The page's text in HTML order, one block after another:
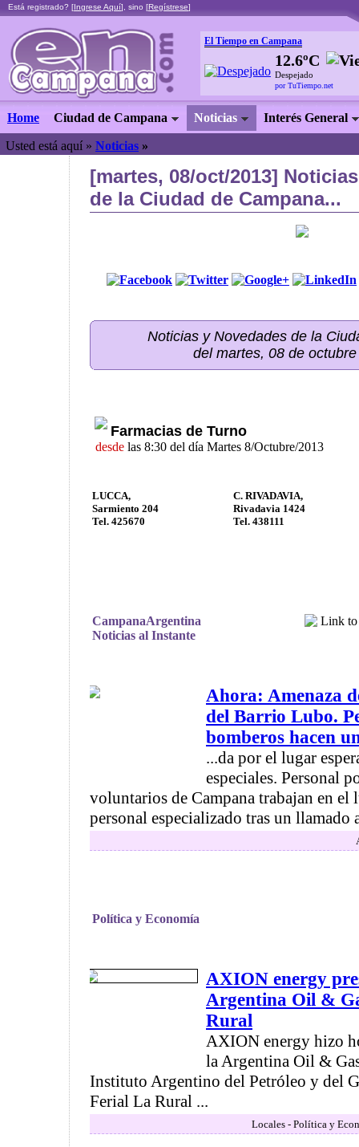
Está registrado? [Ingrese Aquí], sino [Regístrese]
El Tiempo en Campana
12.6ºC
Despejado
por TuTiempo.net
Home Ciudad de Campana Noticias Interés General
Usted está aquí » Noticias »
[martes, 08/oct/2013]
de la Ciudad de Campana...
Noticias y Novedades de la
del martes, 08 de
Farmacias de Turno
desde las 8:30 del día Martes 8/Octubre/2013
LUCCA,
Sarmiento 204
Tel. 425670
C. RIVADAVIA,
Rivadavia 1424
Tel. 438111
CampanaArgentina
Noticias al Instante
Ahora: Amenaza
del Barrio Lubo.
bomberos hacen
...da por el lugar
especiales. Personal
voluntarios de Campana trabajan en el
personal especializado tras un llamado
Política y Economía
AXION energy
Argentina Oil &
Rural
AXION energy hizo
la Argentina Oil &
Instituto Argentino del Petróleo y del
Ferial La Rural ...
Locales - Política y